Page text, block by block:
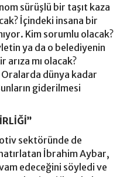
sürüşlü bir taşıt kaza
İçindeki insana bir
Kim sorumlu olacak?
ya da o belediyenin
mı olacak?
Oralarda dünya kadar
giderilmesi
sektöründe de
İbrahim Aybar,
edeceğini söyledi ve